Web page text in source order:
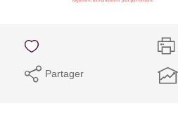
Partager